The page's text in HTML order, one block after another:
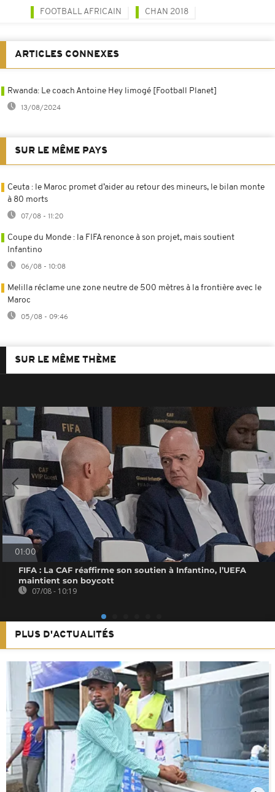
FOOTBALL AFRICAIN CHAN 2018
ARTICLES CONNEXES
Rwanda: Le coach Antoine Hey limogé [Football Planet]
13/08/2024
SUR LE MÊME PAYS
Ceuta : le Maroc promet d’aider au retour des mineurs, le bilan monte
à 80 morts
07/08 - 11:20
Coupe du Monde : la FIFA renonce à son projet, mais soutient
Infantino
06/08 - 10:08
Melilla réclame une zone neutre de 500 mètres à la frontière avec le
Maroc
05/08 - 09:46
SUR LE MÊME THÈME
01:00
FIFA : La CAF réaffirme son soutien à Infantino, l’UEFA
maintient son boycott
07/08 - 10:19
PLUS D'ACTUALITÉS